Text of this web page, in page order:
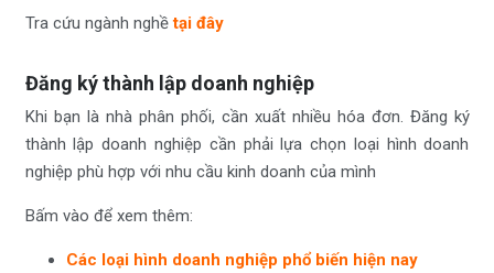
Tra cứu ngành nghềtại đây
Đăng ký thành lập doanh nghiệp
Khi bạn là nhà phân phối, cần xuất nhiều hóa đơn. Đăng ký
thành lập doanh nghiệp cần phải lựa chọn loại hình doanh
nghiệp phù hợp với nhu cầu kinh doanh của mình
Bấm vào để xem thêm:
Các loại hình doanh nghiệp phổ biến hiện nay